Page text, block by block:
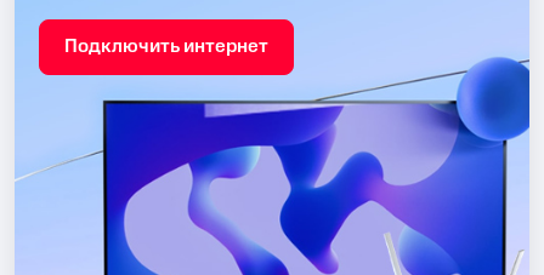
Подключить интернет